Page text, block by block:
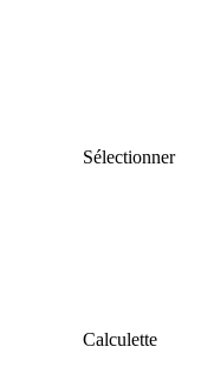
Sélectionner
Calculette